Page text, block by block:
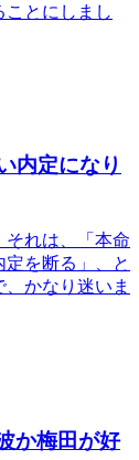
とにしまし
内定になり
それは、「本命
を断る」、と
かなり迷いま
か梅田が好